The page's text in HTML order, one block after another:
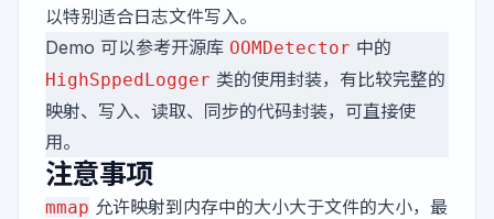
以特别适合日志文件写入。
Demo 可以参考开源库 OOMDetector 中的
HighSppedLogger 类的使用封装，有比较完整的
映射、写入、读取、同步的代码封装，可直接使
用。
注意事项
mmap 允许映射到内存中的大小大于文件的大小，最